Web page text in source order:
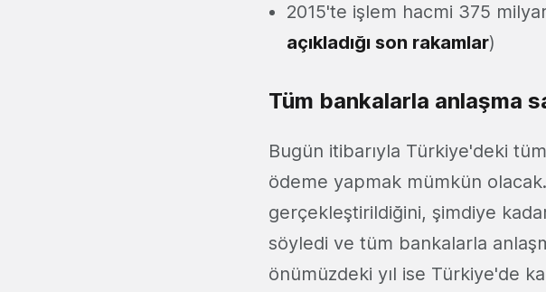
2015'te işlem hacmi 375
açıkladığı son rakamlar)
Tüm bankalarla anlaşma
Bugün itibarıyla Türkiye'deki
ödeme yapmak mümkün
gerçekleştirildiğini, şimdiye
söyledi ve tüm bankalarla
önümüzdeki yıl ise Türkiye'de